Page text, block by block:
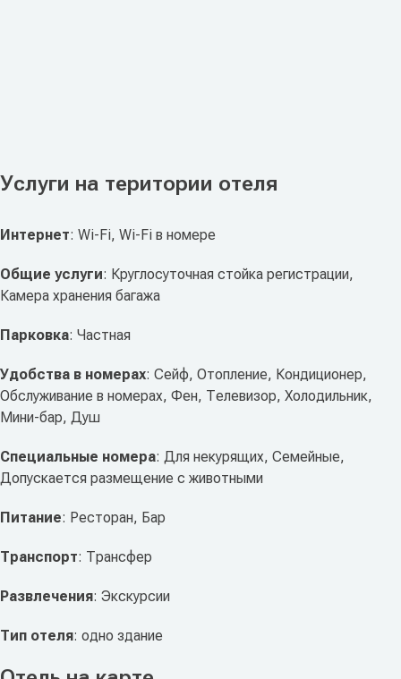
Услуги на територии отеля
Интернет: Wi-Fi, Wi-Fi в номере
Общие услуги: Круглосуточная стойка регистрации,
Камера хранения багажа
Парковка: Частная
Удобства в номерах: Сейф, Отопление, Кондиционер,
Обслуживание в номерах, Фен, Телевизор, Холодильник,
Мини-бар, Душ
Специальные номера: Для некурящих, Семейные,
Допускается размещение с животными
Питание: Ресторан, Бар
Транспорт: Трансфер
Развлечения: Экскурсии
Тип отеля: одно здание